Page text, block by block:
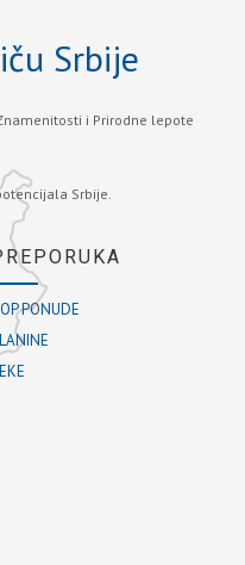
Srbije
i Prirodne lepote
Srbije.
PONUDE